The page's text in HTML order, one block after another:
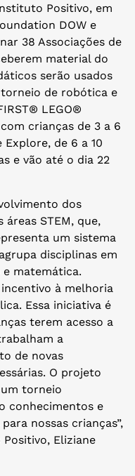
Positivo, em
DOW e
38 Associações de
material do
serão usados
de robótica e
LEGO®
crianças de 3 a 6
Explore, de 6 a 10
e vão até o dia 22
dos
STEM, que,
um sistema
disciplinas em
e matemática.
à melhoria
Essa iniciativa é
terem acesso a
a
de novas
O projeto
torneio
conhecimentos e
nossas crianças”,
Eliziane